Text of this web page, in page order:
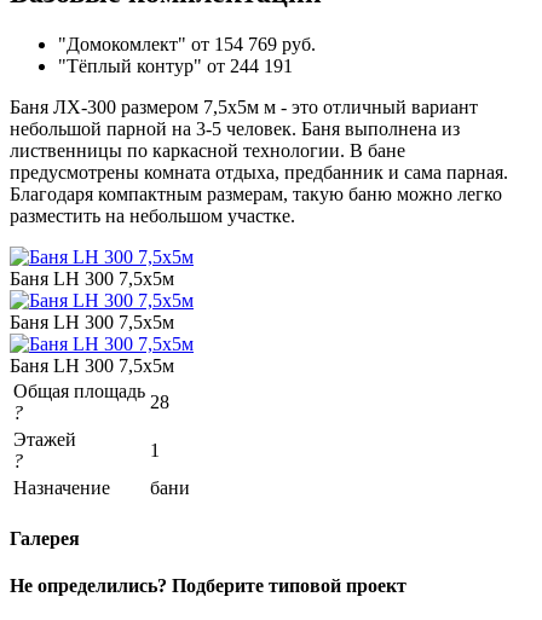
"Домокомлект" от 154 769 руб.
"Тёплый контур" от 244 191
Баня ЛХ-300 размером 7,5х5м м - это отличный вариант
небольшой парной на 3-5 человек. Баня выполнена из
лиственницы по каркасной технологии. В бане
предусмотрены комната отдыха, предбанник и сама парная.
Благодаря компактным размерам, такую баню можно легко
разместить на небольшом участке.
Баня LH 300 7,5х5м
Баня LH 300 7,5х5м
Баня LH 300 7,5х5м
Общая площадь
?
28
Этажей
?
1
Назначение
бани
Галерея
Не определились? Подберите типовой проект